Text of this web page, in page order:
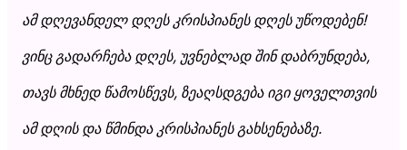
ამ დღევანდელ დღეს კრისპიანეს დღეს უწოდებენ!
ვინც გადარჩება დღეს, უვნებლად შინ დაბრუნდება,
თავს მხნედ წამოსწევს, ზეაღსდგება იგი ყოველთვის
ამ დღის და წმინდა კრისპიანეს გახსენებაზე.